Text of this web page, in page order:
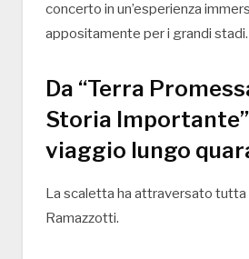
concerto in un’esperienza
appositamente per i grandi stadi.
Da “Terra
Storia
viaggio lungo
La scaletta ha attraversato tutta
Ramazzotti.